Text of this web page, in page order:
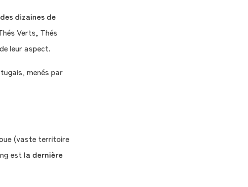
des dizaines de
Verts, Thés
leur aspect.
menés par
(vaste territoire
est la dernière